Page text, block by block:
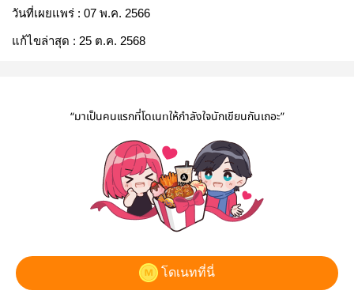
วันที่เผยแพร่ : 07 พ.ค. 2566
แก้ไขล่าสุด : 25 ต.ค. 2568
“มาเป็นคนแรกที่โดเนทให้กำลังใจนักเขียนกันเถอะ”
โดเนทที่นี่